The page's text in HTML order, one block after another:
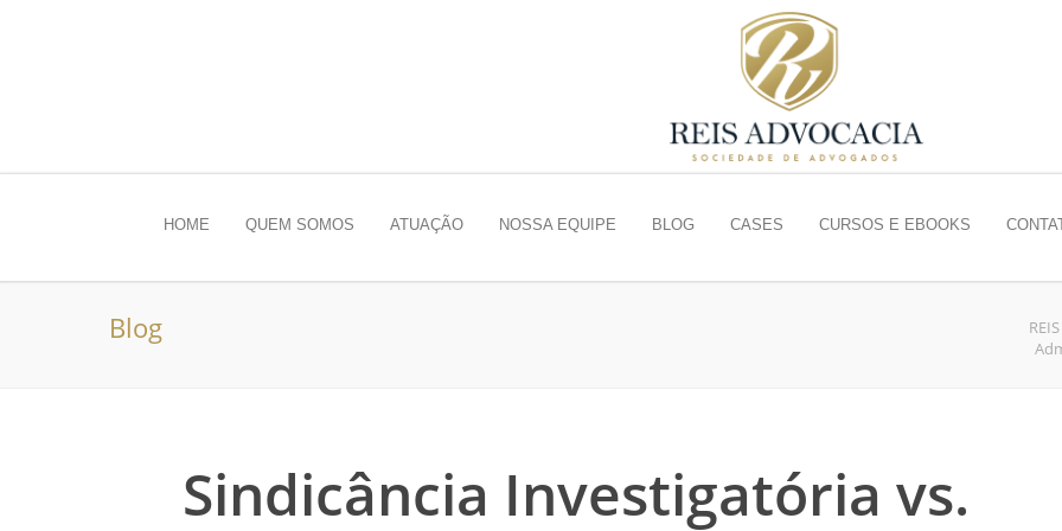
HOME QUEM SOMOS ATUAÇÃO NOSSA EQUIPE BLOG CASES CURSOS E EBOOKS
Blog
Sindicância Investigatória vs.